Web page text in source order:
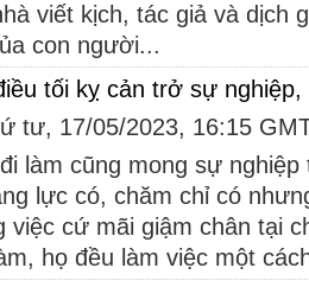
viết kịch, tác giả và dịch
con người...
tối kỵ cản trở sự nghiệp,
tư, 17/05/2023, 16:15
làm cũng mong sự
lực có, chăm chỉ có
việc cứ mãi giậm chân tại
họ đều làm việc một